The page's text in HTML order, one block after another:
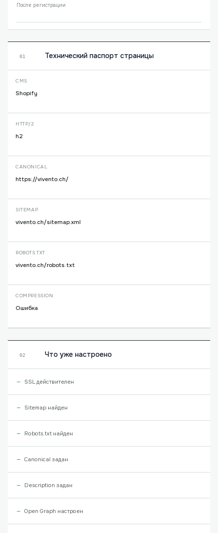
После регистрации
01 Технический паспорт страницы
CMS
Shopify
HTTP/2
h2
CANONICAL
https://vivento.ch/
SITEMAP
vivento.ch/sitemap.xml
ROBOTS.TXT
vivento.ch/robots.txt
COMPRESSION
Ошибка
02 Что уже настроено
SSL действителен
Sitemap найден
Robots.txt найден
Canonical задан
Description задан
Open Graph настроен